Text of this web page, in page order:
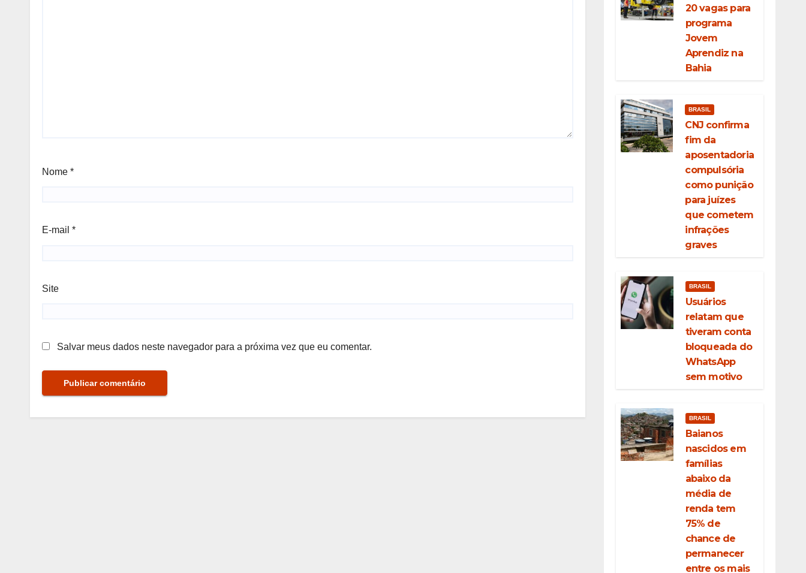
Nome *
E-mail *
Site
Salvar meus dados neste navegador para a próxima vez que eu comentar.
20 vagas para
programa
Jovem
Aprendiz na
Bahia
BRASIL
CNJ confirma
fim da
aposentadoria
compulsória
como punição
para juízes
que cometem
infrações
graves
BRASIL
Usuários
relatam que
tiveram conta
bloqueada do
WhatsApp
sem motivo
BRASIL
Baianos
nascidos em
famílias
abaixo da
média de
renda tem
75% de
chance de
permanecer
entre os mais